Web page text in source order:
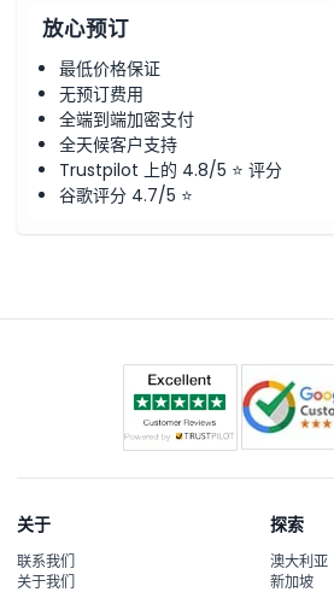
放心预订
最低价格保证
无预订费用
全端到端加密支付
全天候客户支持
Trustpilot 上的 4.8/5 ⭐ 评分
谷歌评分 4.7/5 ⭐
关于
联系我们
关于我们
探索
澳大利亚
新加坡